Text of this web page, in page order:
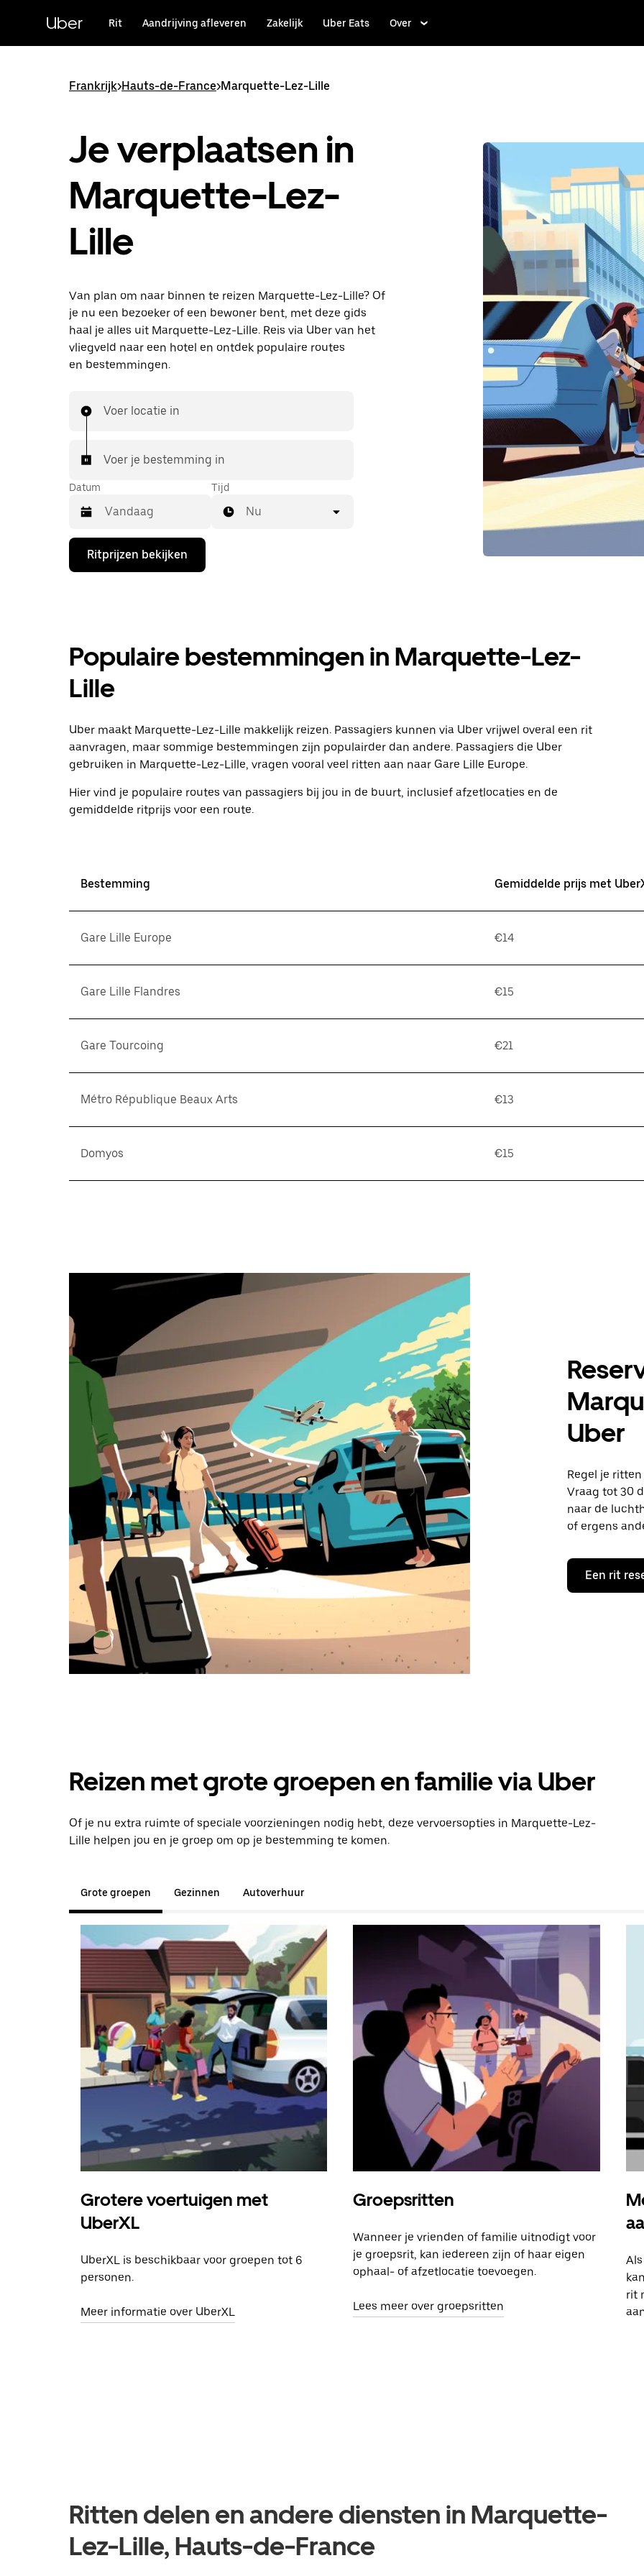
hoofdinhoudUber Rit Aandrijving afleveren Zakelijk Uber Eats Over
Frankrijk>Hauts-de-France>Marquette-Lez-Lille
Je verplaatsen in
Marquette-Lez-
Lille
Van plan om naar binnen te reizen Marquette-Lez-Lille? Of
je nu een bezoeker of een bewoner bent, met deze gids
haal je alles uit Marquette-Lez-Lille. Reis via Uber van het
vliegveld naar een hotel en ontdek populaire routes
en bestemmingen.
Voer locatie in
Voer je bestemming in
Datum
Druk
de
te
openen
selecteren.
op
Escape
de
agenda
te
Tijd
Nu
Ritprijzen bekijken
Populaire bestemmingen in Marquette-Lez-
Lille
Uber maakt Marquette-Lez-Lille makkelijk reizen. Passagiers kunnen via Uber vrijwel overal een rit
aanvragen, maar sommige bestemmingen zijn populairder dan andere. Passagiers die Uber
gebruiken in Marquette-Lez-Lille, vragen vooral veel ritten aan naar Gare Lille Europe.
Hier vind je populaire routes van passagiers bij jou in de buurt, inclusief afzetlocaties en de
gemiddelde ritprijs voor een route.
Bestemming Gemiddelde prijs met
Gare Lille Europe €14
Gare Lille Flandres €15
Gare Tourcoing €21
Métro République Beaux Arts €13
Domyos €15
Uber
Regel je
Vraag tot 30
naar de
of ergens
Een rit
Reizen met grote groepen en familie via Uber
Of je nu extra ruimte of speciale voorzieningen nodig hebt, deze vervoersopties in Marquette-Lez-
Lille helpen jou en je groep om op je bestemming te komen.
Grote groepen Gezinnen Autoverhuur
Grotere voertuigen met
UberXL
UberXL is beschikbaar voor groepen tot 6
personen.
Meer informatie over UberXL
Groepsritten
Wanneer je vrienden of familie uitnodigt voor
je groepsrit, kan iedereen zijn of haar eigen
ophaal- of afzetlocatie toevoegen.
Lees meer over groepsritten
rit
Ritten delen en andere diensten in Marquette-
Lez-Lille, Hauts-de-France